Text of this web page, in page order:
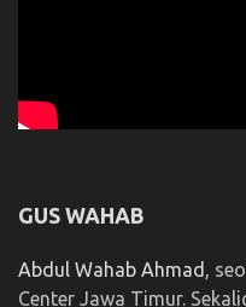
GUS WAHAB
Abdul Wahab Ahmad ,
Center Jawa Timur.